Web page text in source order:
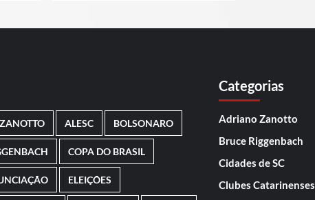
ALESC BOLSONARO
COPA DO BRASIL
ELEIÇÕES
Categorias
Adriano Zanotto
Bruce Riggenbach
Cidades de SC
Clubes Catarinenses